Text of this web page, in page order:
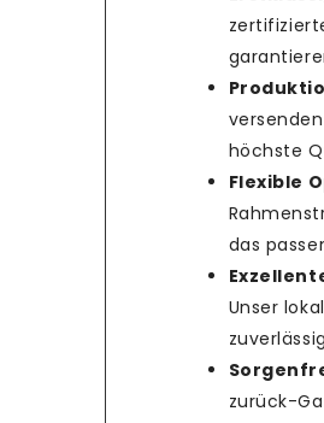
höchste
Flexible
das
Unser
zurück-